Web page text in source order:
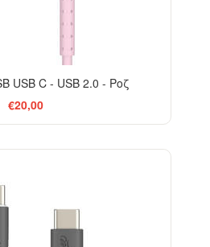
USB C - USB 2.0 - Ροζ
€20,00